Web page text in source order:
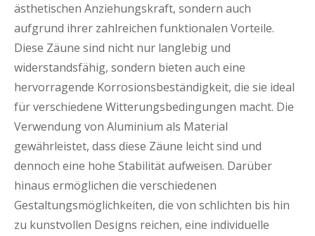
ästhetischen Anziehungskraft, sondern auch
aufgrund ihrer zahlreichen funktionalen Vorteile.
Diese Zäune sind nicht nur langlebig und
widerstandsfähig, sondern bieten auch eine
hervorragende Korrosionsbeständigkeit, die sie ideal
für verschiedene Witterungsbedingungen macht. Die
Verwendung von Aluminium als Material
gewährleistet, dass diese Zäune leicht sind und
dennoch eine hohe Stabilität aufweisen. Darüber
hinaus ermöglichen die verschiedenen
Gestaltungsmöglichkeiten, die von schlichten bis hin
zu kunstvollen Designs reichen, eine individuelle